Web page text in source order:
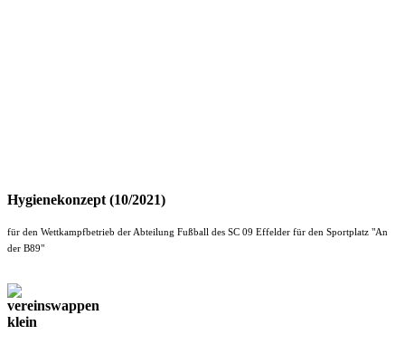
Hygienekonzept (10/2021)
für den Wettkampfbetrieb der Abteilung Fußball des SC 09 Effelder für den Sportplatz "An
der B89"